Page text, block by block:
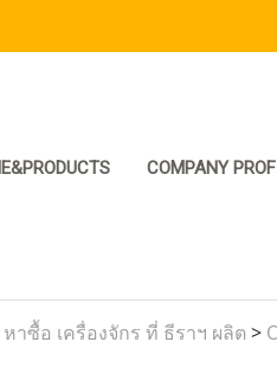
COMPANY
าซื้อ เครื่องจักร ที่ ธีราฯ ผลิต >